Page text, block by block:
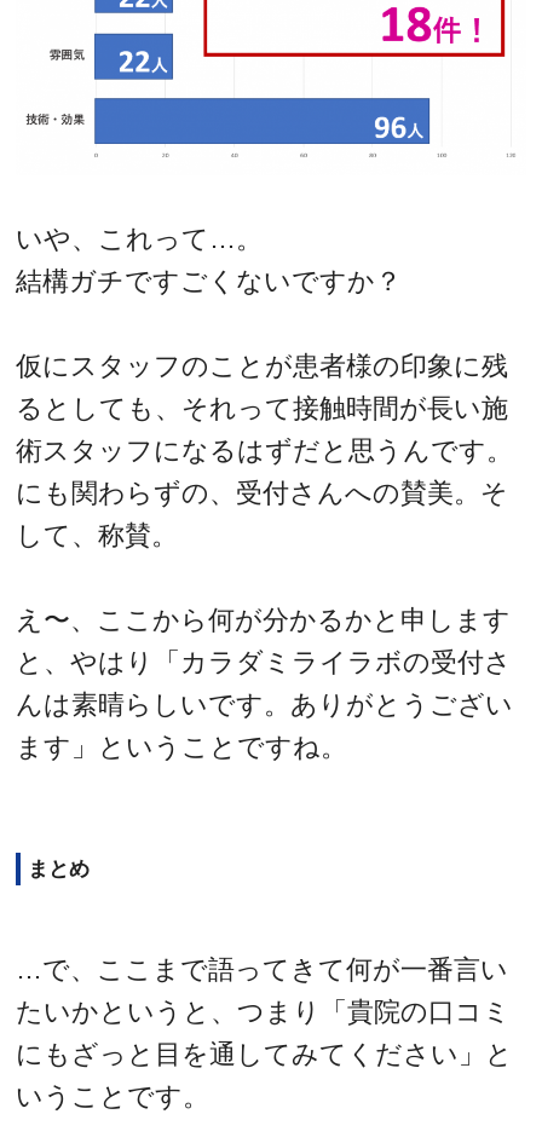
いや、これって…。
結構ガチですごくないですか？
仮にスタッフのことが患者様の印象に残
るとしても、それって接触時間が長い施
術スタッフになるはずだと思うんです。
にも関わらずの、受付さんへの賛美。そ
して、称賛。
え〜、ここから何が分かるかと申します
と、やはり「カラダミライラボの受付さ
んは素晴らしいです。ありがとうござい
ます」ということですね。
まとめ
…で、ここまで語ってきて何が一番言い
たいかというと、つまり「貴院の口コミ
にもざっと目を通してみてください」と
いうことです。